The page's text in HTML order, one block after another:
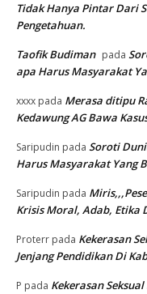
Tidak Hanya Pintar Dari
Pengetahuan.
Taofik Budiman pada
apa Harus Masyarakat
xxxx pada Merasa ditipu
Kedawung AG Bawa
Saripudin pada Soroti
Harus Masyarakat Yang
Saripudin pada
Krisis Moral, Adab, Etika
Proterr pada Kekerasan
Jenjang Pendidikan Di
P pada Kekerasan